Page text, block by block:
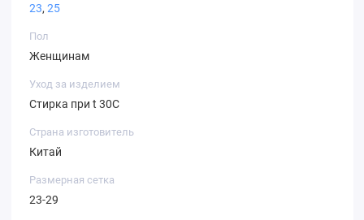
23, 25
Пол
Женщинам
Уход за изделием
Стирка при t 30С
Страна изготовитель
Китай
Размерная сетка
23-29